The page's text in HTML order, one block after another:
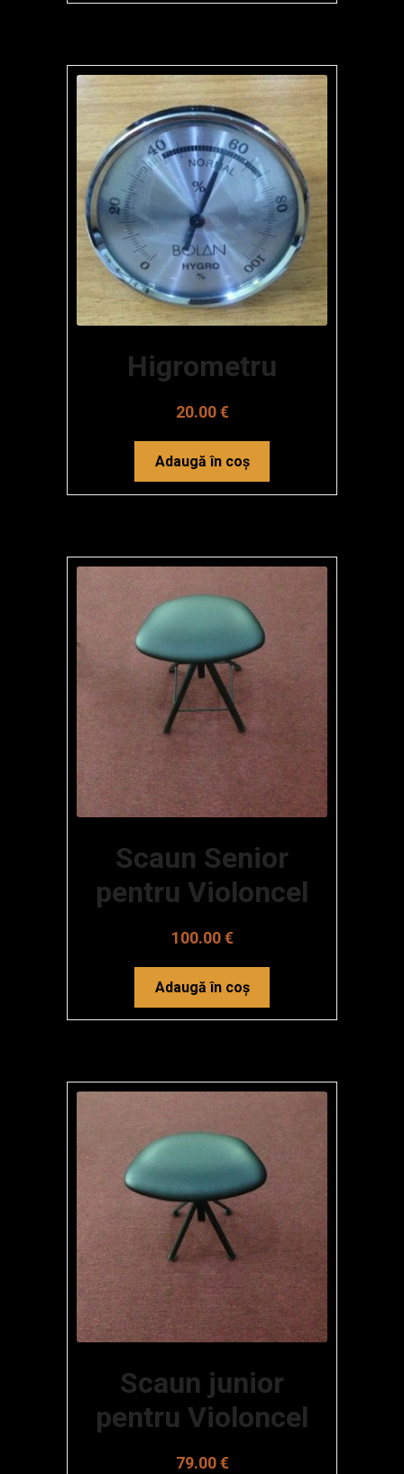
Higrometru
20.00€
Adaugă în coș
Scaun Senior
pentru Violoncel
100.00€
Adaugă în coș
Scaun junior
pentru Violoncel
79.00€